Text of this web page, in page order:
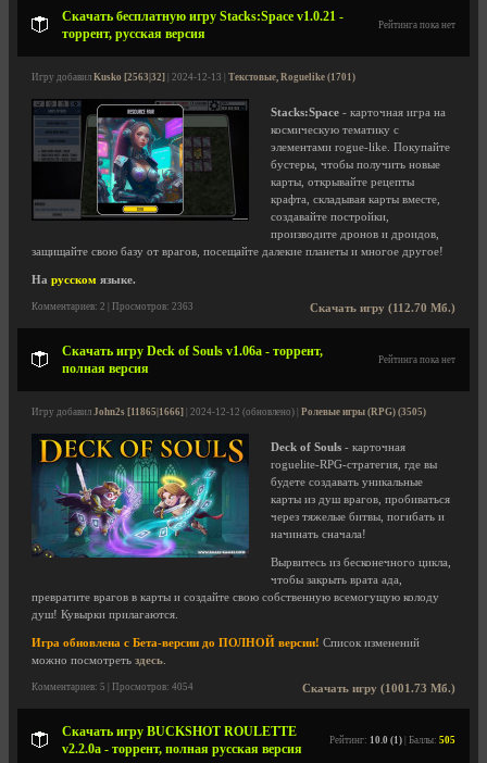
Скачать бесплатную игру Stacks:Space v1.0.21 -
торрент, русская версия
Рейтинга пока нет
Игру добавил Kusko [2563|32] | 2024-12-13 | Текстовые, Roguelike (1701)
Stacks:Space - карточная игра на
космическую тематику с
элементами rogue-like. Покупайте
бустеры, чтобы получить новые
карты, открывайте рецепты
крафта, складывая карты вместе,
создавайте постройки,
производите дронов и дроидов,
защищайте свою базу от врагов, посещайте далекие планеты и многое другое!
На русском языке.
Скачать игру (112.70 Мб.)
Комментариев: 2 | Просмотров: 2363
Скачать игру Deck of Souls v1.06a - торрент,
полная версия
Рейтинга пока нет
Игру добавил John2s [11865|1666] | 2024-12-12 (обновлено) | Ролевые игры (RPG) (3505)
Deck of Souls - карточная
roguelite-RPG-стратегия, где вы
будете создавать уникальные
карты из душ врагов, пробиваться
через тяжелые битвы, погибать и
начинать сначала!
Вырвитесь из бесконечного цикла,
чтобы закрыть врата ада,
превратите врагов в карты и создайте свою собственную всемогущую колоду
душ! Кувырки прилагаются.
Игра обновлена с Бета-версии до ПОЛНОЙ версии! Список изменений
можно посмотреть здесь
Скачать игру (1001.73 Мб.)
Комментариев: 5 | Просмотров: 4054
Скачать игру BUCKSHOT ROULETTE
v2.2.0a - торрент, полная русская версия
Рейтинг: 10.0 (1) | Баллы: 505